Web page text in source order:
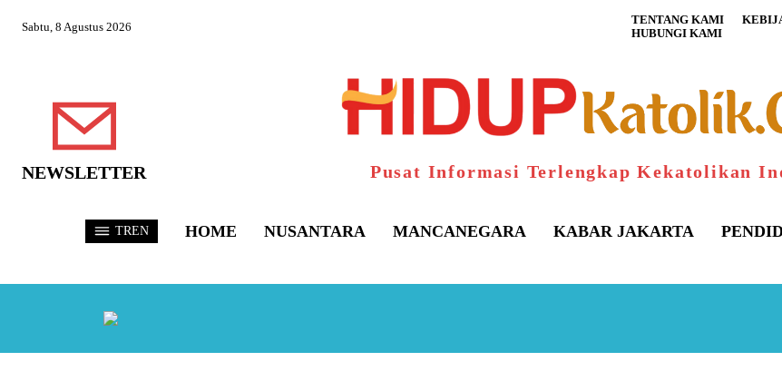
Sabtu, 8 Agustus 2026 TENTANG KAMI
HUBUNGI KAMI
NEWSLETTER Pusat Informasi Terlengkap Kekatolikan
TREN HOME NUSANTARA MANCANEGARA KABAR JAKARTA